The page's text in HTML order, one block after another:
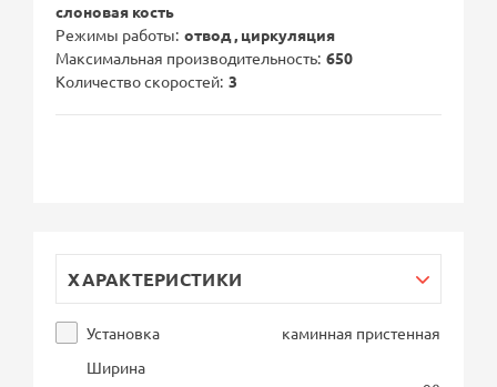
слоновая кость
Режимы работы отвод , циркуляция
Максимальная производительность 650
Количество скоростей 3
ХАРАКТЕРИСТИКИ
Установка
каминная пристенная
Ширина